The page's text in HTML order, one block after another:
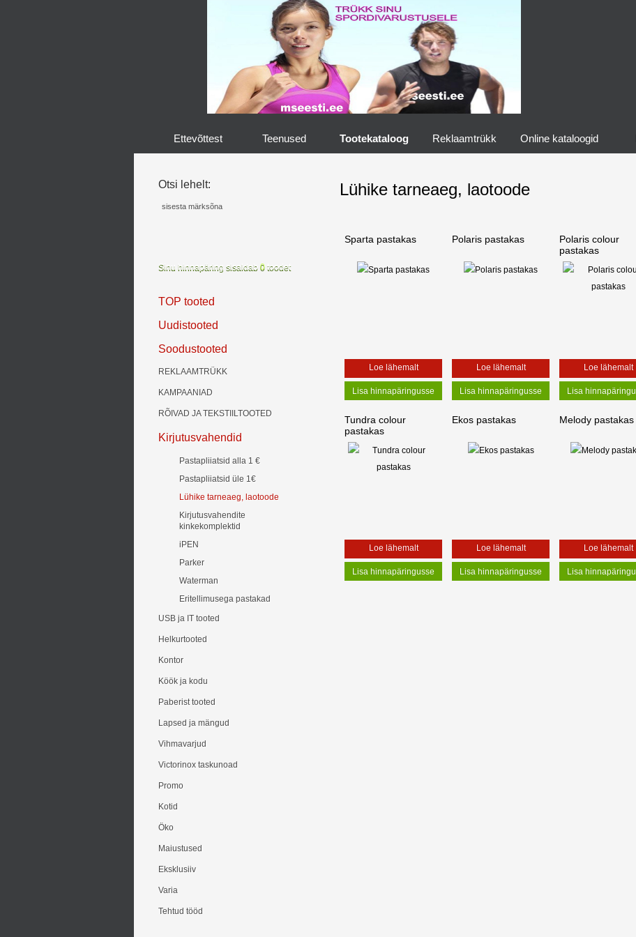
Ettevõttest Teenused Tootekataloog Reklaamtrükk Online kataloogid
Otsi lehelt:
Sinu hinnapäring sisaldab 0 toodet
TOP tooted
Uudistooted
Soodustooted
REKLAAMTRÜKK
KAMPAANIAD
RÕIVAD JA TEKSTIILTOOTED
Kirjutusvahendid
Pastapliiatsid alla 1 €
Pastapliiatsid üle 1€
Lühike tarneaeg, laotoode
Kirjutusvahendite
kinkekomplektid
iPEN
Parker
Waterman
Eritellimusega pastakad
USB ja IT tooted
Helkurtooted
Kontor
Köök ja kodu
Paberist tooted
Lapsed ja mängud
Vihmavarjud
Victorinox taskunoad
Promo
Kotid
Öko
Maiustused
Eksklusiiv
Varia
Tehtud tööd
Lühike tarneaeg, laotoode
Sparta pastakas
Loe lähemalt
Polaris pastakas
Loe lähemalt
Polaris colour
pastakas
Loe lähemalt
Tundra colour
pastakas
Loe lähemalt
Ekos pastakas
Loe lähemalt
Melody pastakas
Loe lähemalt